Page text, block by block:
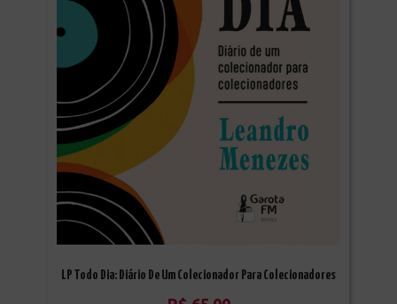
LP Todo Dia: Diário De Um Colecionador Para Colecionadores